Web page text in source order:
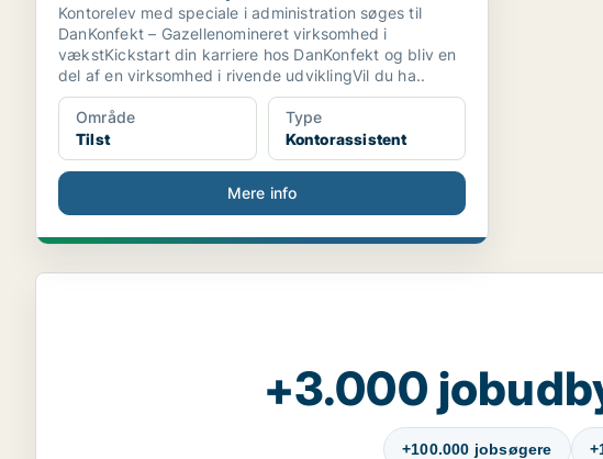
Kontorelev med speciale i administration søges til
DanKonfekt – Gazellenomineret virksomhed i
vækstKickstart din karriere hos DanKonfekt og bliv en
del af en virksomhed i rivende udviklingVil du ha..
Område
Tilst
Type
Kontorassistent
Mere info
+3.000
+100.000 jobsøgere